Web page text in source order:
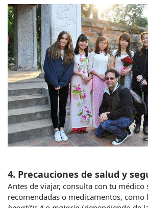
4. Precauciones de salud y
Antes de viajar, consulta con tu médico
recomendadas o medicamentos, como